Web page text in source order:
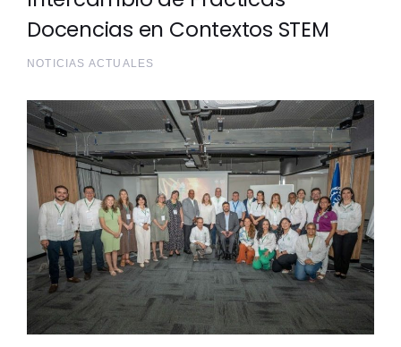
Docencias en Contextos STEM
NOTICIAS ACTUALES